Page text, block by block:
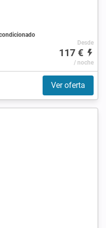
Desde
117 €
/ noche
Ver oferta